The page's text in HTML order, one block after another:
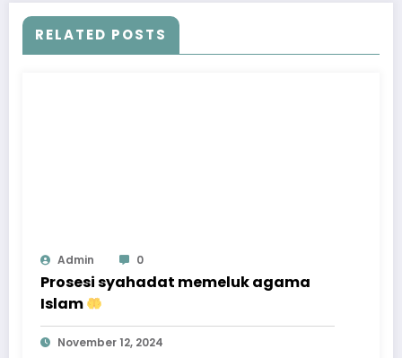
RELATED POSTS
Admin 0
Prosesi syahadat memeluk agama
Islam
November 12, 2024